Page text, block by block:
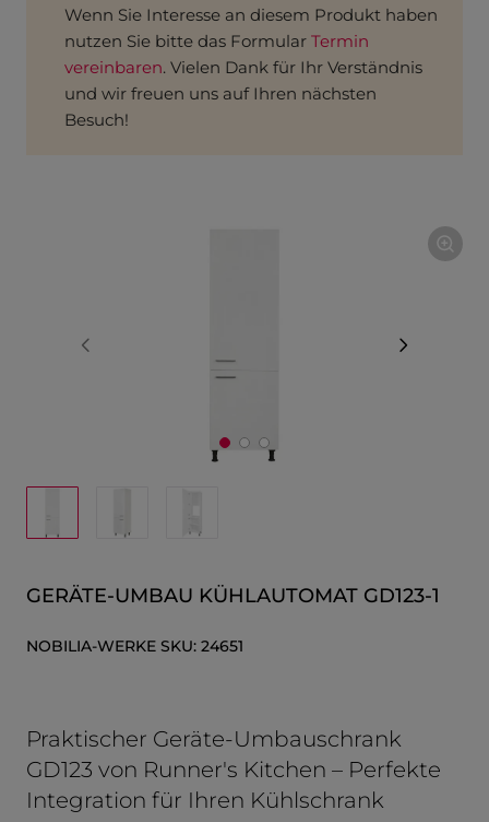
Wenn Sie Interesse an diesem Produkt haben
nutzen Sie bitte das Formular Termin
vereinbaren. Vielen Dank für Ihr Verständnis
und wir freuen uns auf Ihren nächsten
Besuch!
GERÄTE-UMBAU KÜHLAUTOMAT GD123-1
NOBILIA-WERKE SKU: 24651
Praktischer Geräte-Umbauschrank
GD123 von Runner's Kitchen – Perfekte
Integration für Ihren Kühlschrank